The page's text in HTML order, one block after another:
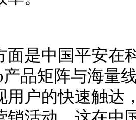
面是中国平安在
产品矩阵与海量
用户的快速触达